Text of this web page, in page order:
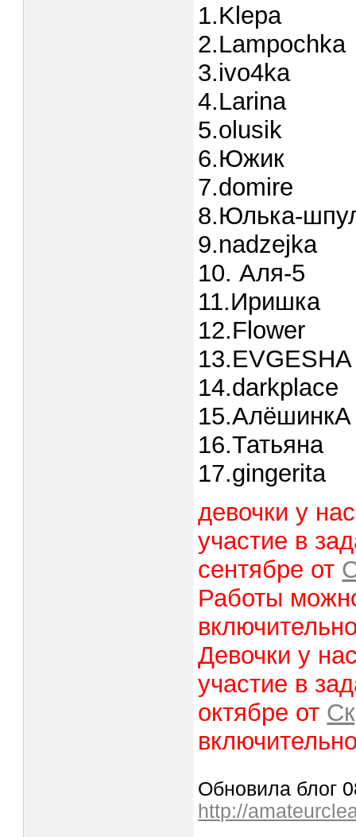
1.Klepa
2.Lampochka
3.ivo4ka
4.Larina
5.olusik
6.Южик
7.domire
8.Юлька-
9.nadzejka
10. Аля-5
11.Иришка
12.Flower
13.EVGESHA
14.darkplace
15.АлёшинкА
16.Татьяна
17.gingerita
девочки у
участие в
сентябре от
Работы
Девочки у
участие в
октябре от
Обновила блог
http://